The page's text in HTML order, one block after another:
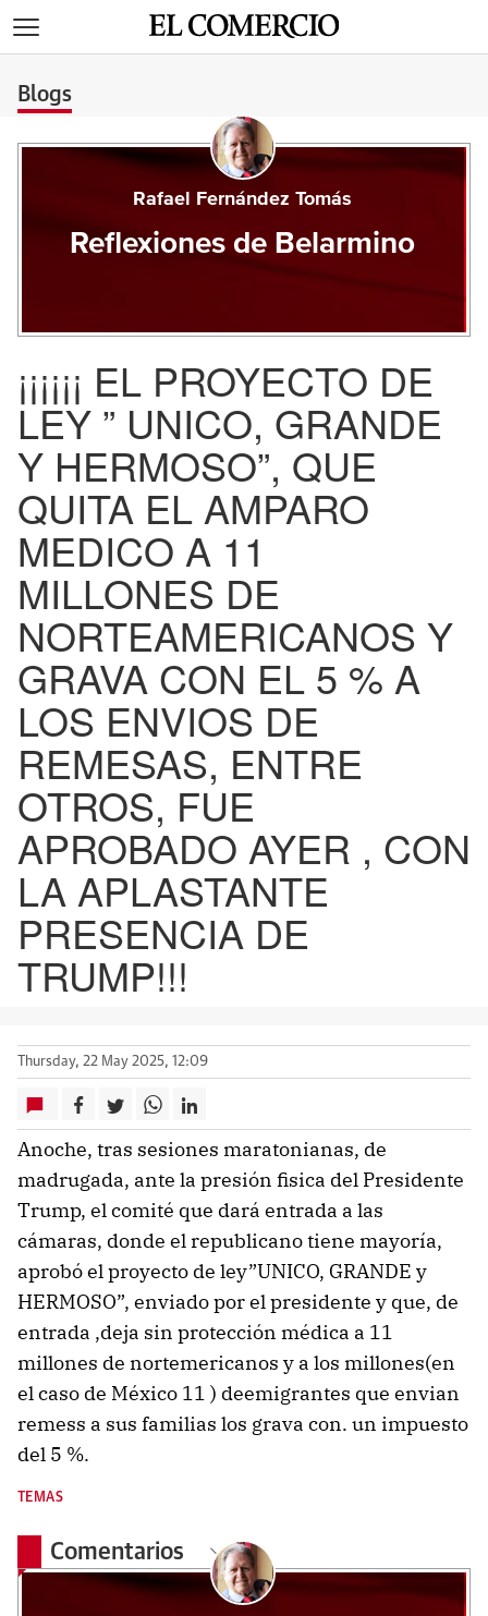
Blogs
Rafael Fernández Tomás
Reflexiones de Belarmino
¡¡¡¡¡¡ EL PROYECTO DE
LEY ” UNICO, GRANDE
Y HERMOSO”, QUE
QUITA EL AMPARO
MEDICO A 11
MILLONES DE
NORTEAMERICANOS Y
GRAVA CON EL 5 % A
LOS ENVIOS DE
REMESAS, ENTRE
OTROS, FUE
APROBADO AYER , CON
LA APLASTANTE
PRESENCIA DE
TRUMP!!!
Thursday, 22 May 2025, 12:09
Anoche, tras sesiones maratonianas, de
madrugada, ante la presión fisica del Presidente
Trump, el comité que dará entrada a las
cámaras, donde el republicano tiene mayoría,
aprobó el proyecto de ley”UNICO, GRANDE y
HERMOSO”, enviado por el presidente y que, de
entrada ,deja sin protección médica a 11
millones de nortemericanos y a los millones(en
el caso de México 11 ) deemigrantes que envian
remess a sus familias los grava con. un impuesto
del 5 %.
TEMAS
Comentarios